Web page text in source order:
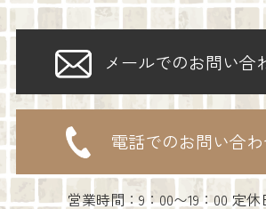
メールでのお問い合
電話でのお問い合
営業時間：9：00〜19：00 定